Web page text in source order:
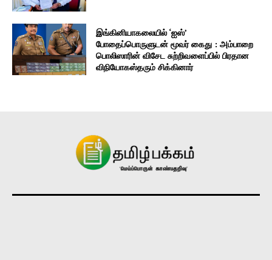
இங்கினியாகலையில் ‘ஐஸ்’
போதைப்பொருளுடன் மூவர் கைது : அம்பாறை
பொலிஸாரின் விசேட சுற்றிவளைப்பில் பிரதான
விநியோகஸ்தரும் சிக்கினார்